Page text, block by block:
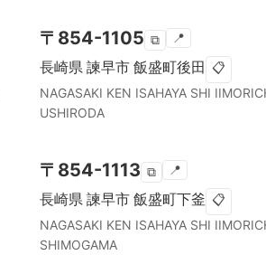
〒 854-1105 ⧉ 📍
長崎県 諫早市 飯盛町後田 📋
NAGASAKI KEN ISAHAYA SHI
USHIRODA
〒 854-1113 ⧉ 📍
長崎県 諫早市 飯盛町下釜 📋
NAGASAKI KEN ISAHAYA SHI
SHIMOGAMA